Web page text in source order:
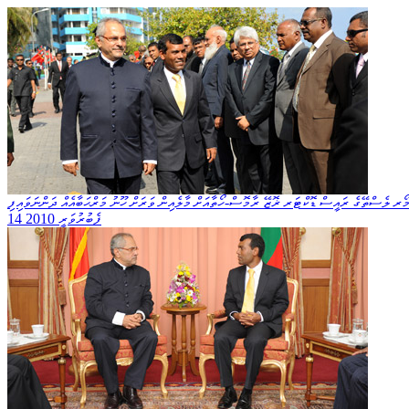
ލެސްތޭގެ ރައީސް ޑޮކްޓަރ ޜޮޒޭ ރާމޮސް-ހޯތާއަށް މާލެއިން ވަރަށް ހޫނު މަރްޙަބާއެއް ދަންނަވައިފި
14 ފެބުރުވަރީ 2010